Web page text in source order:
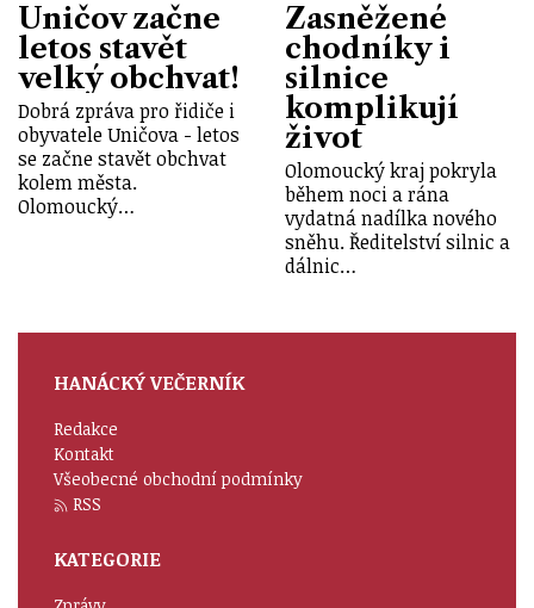
Uničov začne
letos stavět
velký obchvat!
Dobrá zpráva pro řidiče i
obyvatele Uničova - letos
se začne stavět obchvat
kolem města.
Olomoucký…
Zasněžené
chodníky i
silnice
komplikují
život
Olomoucký kraj pokryla
během noci a rána
vydatná nadílka nového
sněhu. Ředitelství silnic a
dálnic…
HANÁCKÝ VEČERNÍK
Redakce
Kontakt
Všeobecné obchodní podmínky
RSS
KATEGORIE